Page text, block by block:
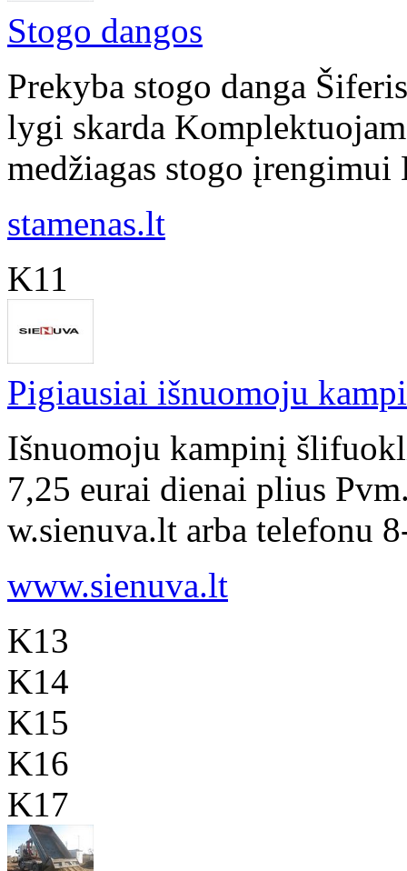
Stogo dangos
Prekyba stogo danga
lygi skarda
medžiagas stogo
stamenas.lt
K11
Pigiausiai išnuomoju
Išnuomoju kampinį
7,25 eurai dienai plius
w.sienuva.lt arba telefonu
www.sienuva.lt
K13
K14
K15
K16
K17